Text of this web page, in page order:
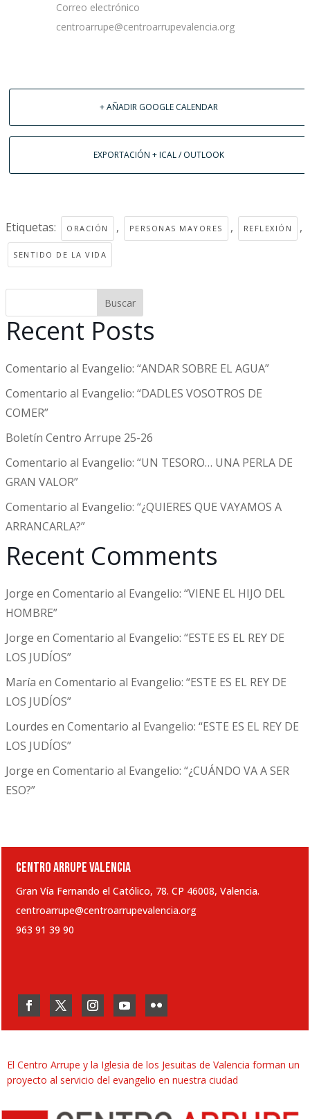
Correo electrónico
centroarrupe@centroarrupevalencia.org
+ AÑADIR GOOGLE CALENDAR
EXPORTACIÓN + ICAL / OUTLOOK
Etiquetas: ORACIÓN , PERSONAS MAYORES , REFLEXIÓN ,
SENTIDO DE LA VIDA
Buscar
Recent Posts
Comentario al Evangelio: “ANDAR SOBRE EL AGUA”
Comentario al Evangelio: “DADLES VOSOTROS DE
COMER”
Boletín Centro Arrupe 25-26
Comentario al Evangelio: “UN TESORO… UNA PERLA DE
GRAN VALOR”
Comentario al Evangelio: “¿QUIERES QUE VAYAMOS A
ARRANCARLA?”
Recent Comments
Jorge en Comentario al Evangelio: “VIENE EL HIJO DEL
HOMBRE”
Jorge en Comentario al Evangelio: “ESTE ES EL REY DE
LOS JUDÍOS”
María en Comentario al Evangelio: “ESTE ES EL REY DE
LOS JUDÍOS”
Lourdes en Comentario al Evangelio: “ESTE ES EL REY DE
LOS JUDÍOS”
Jorge en Comentario al Evangelio: “¿CUÁNDO VA A SER
ESO?”
CENTRO ARRUPE VALENCIA
Gran Vía Fernando el Católico, 78. CP 46008, Valencia.
centroarrupe@centroarrupevalencia.org
963 91 39 90
El Centro Arrupe y la Iglesia de los Jesuitas de Valencia forman un
proyecto al servicio del evangelio en nuestra ciudad